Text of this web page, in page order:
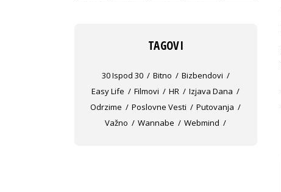
TAGOVI
30 Ispod 30 Bitno
Bizbendovi
Easy Life
Filmovi HR
Izjava Dana
Odrzime
Poslovne Vesti
Putovanja
Važno
Wannabe Webmind